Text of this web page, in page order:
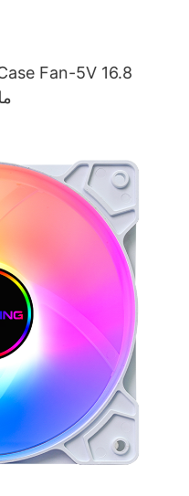
Fan-5V 16.8